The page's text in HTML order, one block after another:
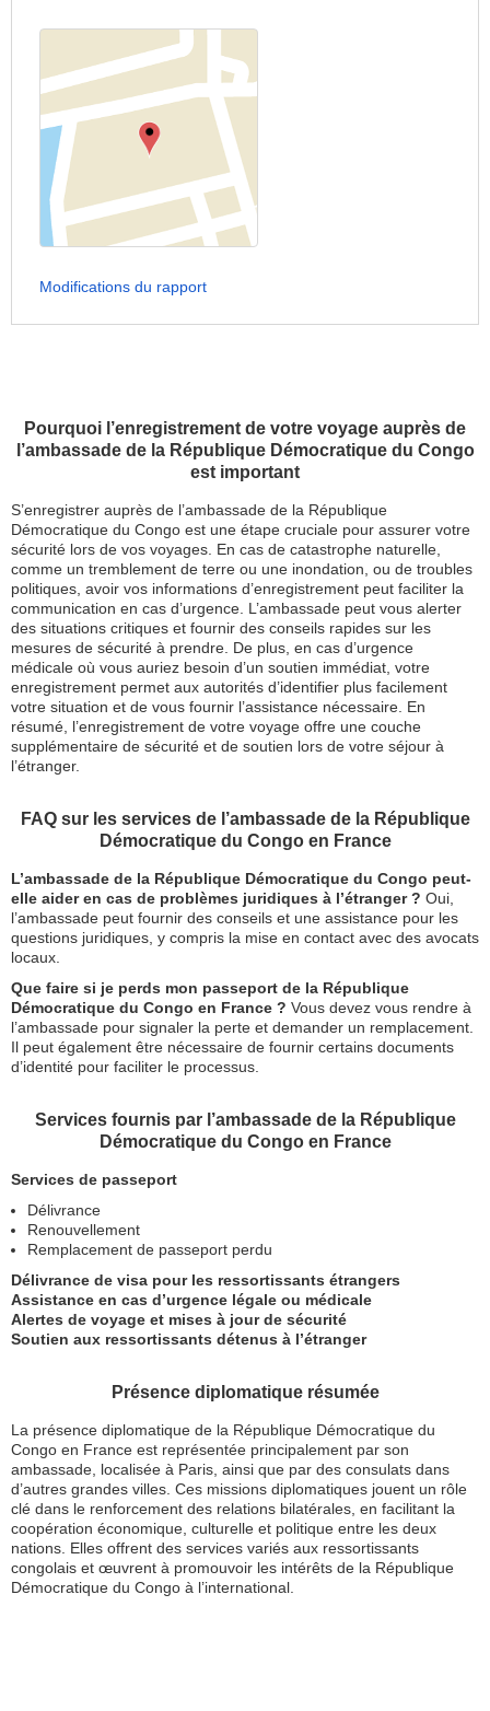
Pourquoi l’enregistrement de votre voyage auprès de
l’ambassade de la République Démocratique du Congo
est important
S’enregistrer auprès de l’ambassade de la République
Démocratique du Congo est une étape cruciale pour assurer votre
sécurité lors de vos voyages. En cas de catastrophe naturelle,
comme un tremblement de terre ou une inondation, ou de troubles
politiques, avoir vos informations d’enregistrement peut faciliter la
communication en cas d’urgence. L’ambassade peut vous alerter
des situations critiques et fournir des conseils rapides sur les
mesures de sécurité à prendre. De plus, en cas d’urgence
médicale où vous auriez besoin d’un soutien immédiat, votre
enregistrement permet aux autorités d’identifier plus facilement
votre situation et de vous fournir l’assistance nécessaire. En
résumé, l’enregistrement de votre voyage offre une couche
supplémentaire de sécurité et de soutien lors de votre séjour à
l’étranger.
FAQ sur les services de l’ambassade de la République
Démocratique du Congo en France
L’ambassade de la République Démocratique du Congo peut-
elle aider en cas de problèmes juridiques à l’étranger ? Oui,
l’ambassade peut fournir des conseils et une assistance pour les
questions juridiques, y compris la mise en contact avec des avocats
locaux.
Que faire si je perds mon passeport de la République
Démocratique du Congo en France ? Vous devez vous rendre à
l’ambassade pour signaler la perte et demander un remplacement.
Il peut également être nécessaire de fournir certains documents
d’identité pour faciliter le processus.
Services fournis par l’ambassade de la République
Démocratique du Congo en France
Services de passeport
Délivrance
Renouvellement
Remplacement de passeport perdu
Délivrance de visa pour les ressortissants étrangers
Assistance en cas d’urgence légale ou médicale
Alertes de voyage et mises à jour de sécurité
Soutien aux ressortissants détenus à l’étranger
Présence diplomatique résumée
La présence diplomatique de la République Démocratique du
Congo en France est représentée principalement par son
ambassade, localisée à Paris, ainsi que par des consulats dans
d’autres grandes villes. Ces missions diplomatiques jouent un rôle
clé dans le renforcement des relations bilatérales, en facilitant la
coopération économique, culturelle et politique entre les deux
nations. Elles offrent des services variés aux ressortissants
congolais et œuvrent à promouvoir les intérêts de la République
Démocratique du Congo à l’international.
Modifications du rapport